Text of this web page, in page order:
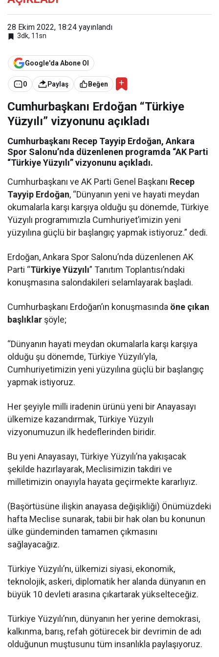
28 Ekim 2022, 18:24 yayınlandı
3dk, 11sn
Google'da Abone Ol
0 Paylaş Beğen
Cumhurbaşkanı Erdoğan “Türkiye
Yüzyılı” vizyonunu açıkladı
Cumhurbaşkanı Recep Tayyip Erdoğan, Ankara
Spor Salonu’nda düzenlenen programda “AK Parti
“Türkiye Yüzyılı” vizyonunu açıkladı.
Cumhurbaşkanı ve AK Parti Genel Başkanı Recep
Tayyip Erdoğan, “Dünyanın yeni ve hayati meydan
okumalarla karşı karşıya olduğu şu dönemde, Türkiye
Yüzyılı programımızla Cumhuriyet’imizin yeni
yüzyılına güçlü bir başlangıç yapmak istiyoruz.” dedi.
Erdoğan, Ankara Spor Salonu’nda düzenlenen AK
Parti “Türkiye Yüzyılı” Tanıtım Toplantısı’ndaki
konuşmasına salondakileri selamlayarak başladı.
Cumhurbaşkanı Erdoğan’ın konuşmasında öne çıkan
başlıklar şöyle;
“Dünyanın hayati meydan okumalarla karşı karşıya
olduğu şu dönemde, Türkiye Yüzyılı’yla,
Cumhuriyetimizin yeni yüzyılına güçlü bir başlangıç
yapmak istiyoruz.
Her şeyiyle milli iradenin ürünü yeni bir Anayasayı
ülkemize kazandırmak, Türkiye Yüzyılı
vizyonumuzun ilk hedeflerinden biridir.
Bu yeni Anayasayı, Türkiye Yüzyılı’na yakışacak
şekilde hazırlayarak, Meclisimizin takdiri ve
milletimizin onayıyla hayata geçirmekte kararlıyız.
(Başörtüsüne ilişkin anayasa değişikliği) Önümüzdeki
hafta Meclise sunarak, tabii bir hak olan bu konunun
ülke gündeminden tamamen çıkmasını
sağlayacağız.
Türkiye Yüzyılı’nı, ülkemizi siyasi, ekonomik,
teknolojik, askeri, diplomatik her alanda dünyanın en
büyük 10 devleti arasına çıkartarak yükselteceğiz.
Türkiye Yüzyılı’nın, dünyanın her yerine demokrasi,
kalkınma, barış, refah götürecek bir devrimin de adı
olduğunun muştusunu tüm insanlıkla paylaşıyoruz.